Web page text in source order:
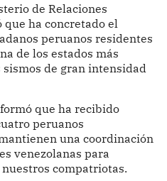
de Relaciones
ha concretado el
peruanos residentes
de los estados más
de gran intensidad
que ha recibido
peruanos
una coordinación
venezolanas para
compatriotas.